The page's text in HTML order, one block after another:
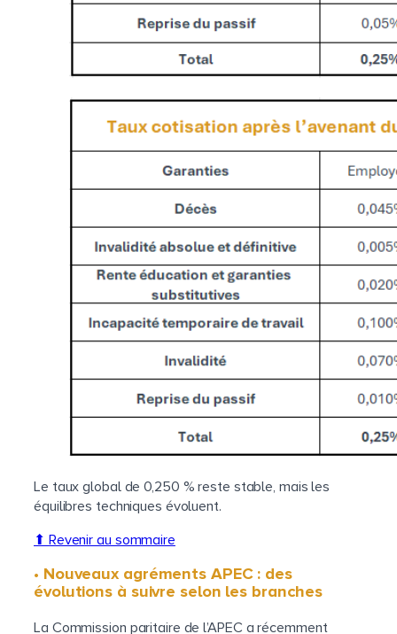
Le taux global de 0,250 % reste stable, mais les
équilibres techniques évoluent.
⬆ Revenir au sommaire
• Nouveaux agréments APEC : des
évolutions à suivre selon les branches
La Commission paritaire de l’APEC a récemment